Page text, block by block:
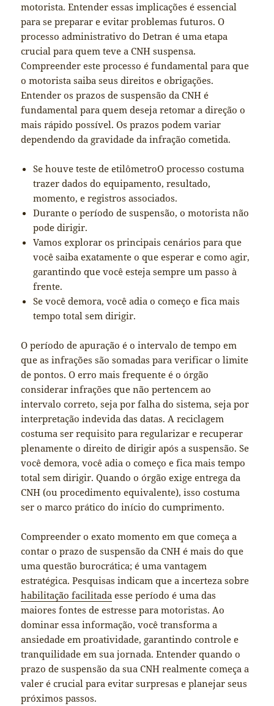
motorista. Entender essas implicações é essencial
para se preparar e evitar problemas futuros. O
processo administrativo do Detran é uma etapa
crucial para quem teve a CNH suspensa.
Compreender este processo é fundamental para que
o motorista saiba seus direitos e obrigações.
Entender os prazos de suspensão da CNH é
fundamental para quem deseja retomar a direção o
mais rápido possível. Os prazos podem variar
dependendo da gravidade da infração cometida.
Se houve teste de etilômetroO processo costuma
trazer dados do equipamento, resultado,
momento, e registros associados.
Durante o período de suspensão, o motorista não
pode dirigir.
Vamos explorar os principais cenários para que
você saiba exatamente o que esperar e como agir,
garantindo que você esteja sempre um passo à
frente.
Se você demora, você adia o começo e fica mais
tempo total sem dirigir.
O período de apuração é o intervalo de tempo em
que as infrações são somadas para verificar o limite
de pontos. O erro mais frequente é o órgão
considerar infrações que não pertencem ao
intervalo correto, seja por falha do sistema, seja por
interpretação indevida das datas. A reciclagem
costuma ser requisito para regularizar e recuperar
plenamente o direito de dirigir após a suspensão. Se
você demora, você adia o começo e fica mais tempo
total sem dirigir. Quando o órgão exige entrega da
CNH (ou procedimento equivalente), isso costuma
ser o marco prático do início do cumprimento.
Compreender o exato momento em que começa a
contar o prazo de suspensão da CNH é mais do que
uma questão burocrática; é uma vantagem
estratégica. Pesquisas indicam que a incerteza sobre
habilitação facilitada esse período é uma das
maiores fontes de estresse para motoristas. Ao
dominar essa informação, você transforma a
ansiedade em proatividade, garantindo controle e
tranquilidade em sua jornada. Entender quando o
prazo de suspensão da sua CNH realmente começa a
valer é crucial para evitar surpresas e planejar seus
próximos passos.